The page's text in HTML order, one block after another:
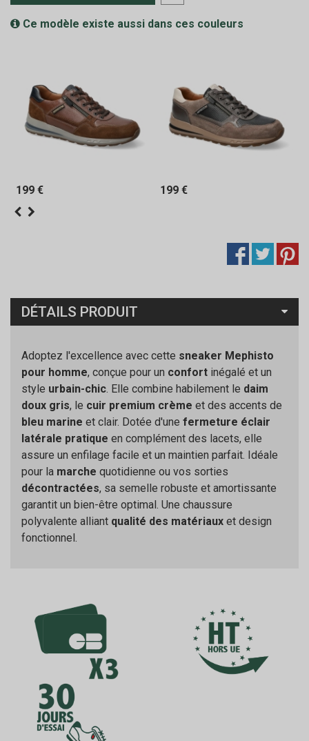
Ce modèle existe aussi dans ces couleurs
199 € 199 €
DÉTAILS PRODUIT
Adoptez l'excellence avec cette sneaker Mephisto
pour homme, conçue pour un confort inégalé et un
style urbain-chic. Elle combine habilement le daim
doux gris, le cuir premium crème et des accents de
bleu marine et clair. Dotée d'une fermeture éclair
latérale pratique en complément des lacets, elle
assure un enfilage facile et un maintien parfait. Idéale
pour la marche quotidienne ou vos sorties
décontractées, sa semelle robuste et amortissante
garantit un bien-être optimal. Une chaussure
polyvalente alliant qualité des matériaux et design
fonctionnel.